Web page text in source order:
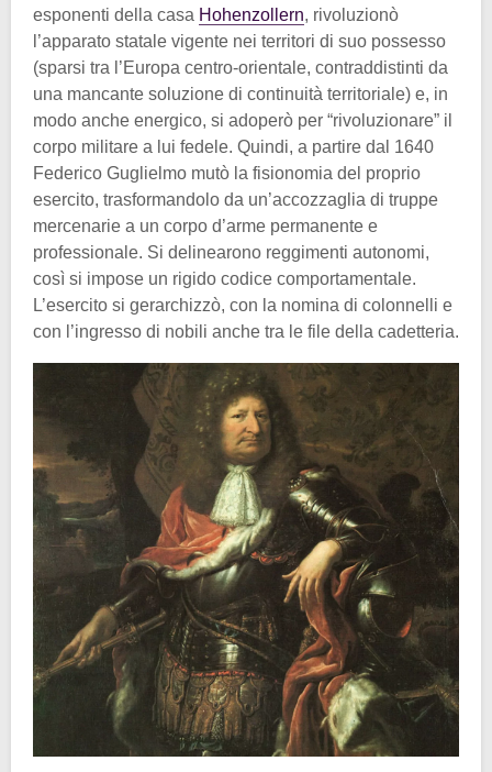
esponenti della casa Hohenzollern, rivoluzionò
l’apparato statale vigente nei territori di suo possesso
(sparsi tra l’Europa centro-orientale, contraddistinti da
una mancante soluzione di continuità territoriale) e, in
modo anche energico, si adoperò per “rivoluzionare” il
corpo militare a lui fedele. Quindi, a partire dal 1640
Federico Guglielmo mutò la fisionomia del proprio
esercito, trasformandolo da un’accozzaglia di truppe
mercenarie a un corpo d’arme permanente e
professionale. Si delinearono reggimenti autonomi,
così si impose un rigido codice comportamentale.
L’esercito si gerarchizzò, con la nomina di colonnelli e
con l’ingresso di nobili anche tra le file della cadetteria.